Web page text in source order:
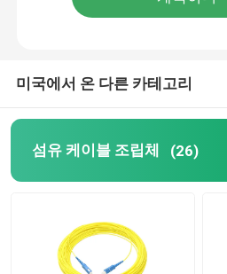
광 섬유 스플라이스 클로우져
광섬유 미디어 컨버터
이더넷 패치 케이블
미국에서 온 다른 카테고리
섬유 케이블 조립체 (26)